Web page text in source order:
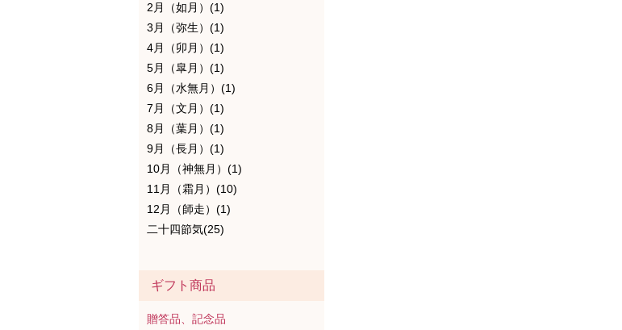
2月（如月）(1)
3月（弥生）(1)
4月（卯月）(1)
5月（皐月）(1)
6月（水無月）(1)
7月（文月）(1)
8月（葉月）(1)
9月（長月）(1)
10月（神無月）(1)
11月（霜月）(10)
12月（師走）(1)
二十四節気(25)
ギフト商品
贈答品、記念品